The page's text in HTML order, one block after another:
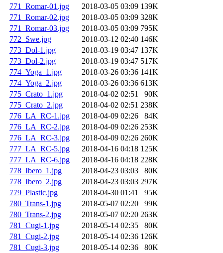
771_Romar-01.jpg
2018-03-05 03:09 139K
771_Romar-02.jpg
2018-03-05 03:09 328K
771_Romar-03.jpg
2018-03-05 03:09 795K
772_Swe.jpg
2018-03-12 02:40 146K
773_Dol-1.jpg
2018-03-19 03:47 137K
773_Dol-2.jpg
2018-03-19 03:47 517K
774_Yoga_1.jpg
2018-03-26 03:36 141K
774_Yoga_2.jpg
2018-03-26 03:36 613K
775_Crato_1.jpg
2018-04-02 02:51
90K
775_Crato_2.jpg
2018-04-02 02:51 238K
776_LA_RC-1.jpg
2018-04-09 02:26
84K
776_LA_RC-2.jpg
2018-04-09 02:26 253K
776_LA_RC-3.jpg
2018-04-09 02:26 260K
777_LA_RC-5.jpg
2018-04-16 04:18 125K
777_LA_RC-6.jpg
2018-04-16 04:18 228K
778_Ibero_1.jpg
2018-04-23 03:03
80K
778_Ibero_2.jpg
2018-04-23 03:03 297K
779_Plastic.jpg
2018-04-30 01:41
95K
780_Trans-1.jpg
2018-05-07 02:20
99K
780_Trans-2.jpg
2018-05-07 02:20 263K
781_Cugi-1.jpg
2018-05-14 02:35
80K
781_Cugi-2.jpg
2018-05-14 02:36 126K
781_Cugi-3.jpg
2018-05-14 02:36
80K